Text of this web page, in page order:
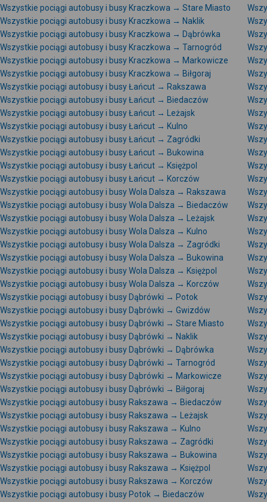
Wszystkie pociągi autobusy i busy Kraczkowa → Stare Miasto
Wszystkie pociągi autobusy i busy Kraczkowa → Naklik
Wszystkie pociągi autobusy i busy Kraczkowa → Dąbrówka
Wszystkie pociągi autobusy i busy Kraczkowa → Tarnogród
Wszystkie pociągi autobusy i busy Kraczkowa → Markowicze
Wszystkie pociągi autobusy i busy Kraczkowa → Biłgoraj
Wszystkie pociągi autobusy i busy Łańcut → Rakszawa
Wszystkie pociągi autobusy i busy Łańcut → Biedaczów
Wszystkie pociągi autobusy i busy Łańcut → Leżajsk
Wszystkie pociągi autobusy i busy Łańcut → Kulno
Wszystkie pociągi autobusy i busy Łańcut → Zagródki
Wszystkie pociągi autobusy i busy Łańcut → Bukowina
Wszystkie pociągi autobusy i busy Łańcut → Księżpol
Wszystkie pociągi autobusy i busy Łańcut → Korczów
Wszystkie pociągi autobusy i busy Wola Dalsza → Rakszawa
Wszystkie pociągi autobusy i busy Wola Dalsza → Biedaczów
Wszystkie pociągi autobusy i busy Wola Dalsza → Leżajsk
Wszystkie pociągi autobusy i busy Wola Dalsza → Kulno
Wszystkie pociągi autobusy i busy Wola Dalsza → Zagródki
Wszystkie pociągi autobusy i busy Wola Dalsza → Bukowina
Wszystkie pociągi autobusy i busy Wola Dalsza → Księżpol
Wszystkie pociągi autobusy i busy Wola Dalsza → Korczów
Wszystkie pociągi autobusy i busy Dąbrówki → Potok
Wszystkie pociągi autobusy i busy Dąbrówki → Gwizdów
Wszystkie pociągi autobusy i busy Dąbrówki → Stare Miasto
Wszystkie pociągi autobusy i busy Dąbrówki → Naklik
Wszystkie pociągi autobusy i busy Dąbrówki → Dąbrówka
Wszystkie pociągi autobusy i busy Dąbrówki → Tarnogród
Wszystkie pociągi autobusy i busy Dąbrówki → Markowicze
Wszystkie pociągi autobusy i busy Dąbrówki → Biłgoraj
Wszystkie pociągi autobusy i busy Rakszawa → Biedaczów
Wszystkie pociągi autobusy i busy Rakszawa → Leżajsk
Wszystkie pociągi autobusy i busy Rakszawa → Kulno
Wszystkie pociągi autobusy i busy Rakszawa → Zagródki
Wszystkie pociągi autobusy i busy Rakszawa → Bukowina
Wszystkie pociągi autobusy i busy Rakszawa → Księżpol
Wszystkie pociągi autobusy i busy Rakszawa → Korczów
Wszystkie pociągi autobusy i busy Potok → Biedaczów